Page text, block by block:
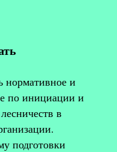
нормативное и
по инициации и
в
подготовки